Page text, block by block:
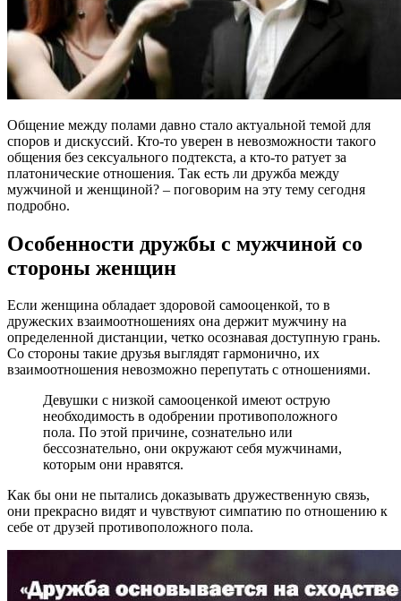
Общение между полами давно стало актуальной темой для
споров и дискуссий. Кто-то уверен в невозможности такого
общения без сексуального подтекста, а кто-то ратует за
платонические отношения. Так есть ли дружба между
мужчиной и женщиной? – поговорим на эту тему сегодня
подробно.
Особенности дружбы с мужчиной со
стороны женщин
Если женщина обладает здоровой самооценкой, то в
дружеских взаимоотношениях она держит мужчину на
определенной дистанции, четко осознавая доступную грань.
Со стороны такие друзья выглядят гармонично, их
взаимоотношения невозможно перепутать с отношениями.
Девушки с низкой самооценкой имеют острую
необходимость в одобрении противоположного
пола. По этой причине, сознательно или
бессознательно, они окружают себя мужчинами,
которым они нравятся.
Как бы они не пытались доказывать дружественную связь,
они прекрасно видят и чувствуют симпатию по отношению к
себе от друзей противоположного пола.